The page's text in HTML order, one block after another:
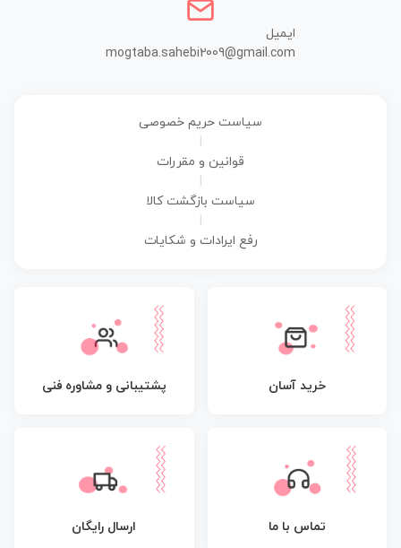
ایمیل
mogtaba.sahebi2009@gmail.com
سیاست حریم خصوصی
قوانین و مقررات
سیاست بازگشت کالا
رفع ایرادات و شکایات
خرید آسان پشتیبانی و مشاوره فنی
تماس با ما ارسال رایگان